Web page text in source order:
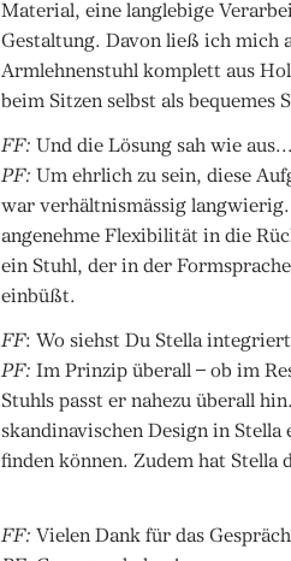
Material, eine langlebige
Gestaltung. Davon ließ ich mich
Armlehnenstuhl komplett aus
beim Sitzen selbst als
FF: Und die Lösung sah wie
PF: Um ehrlich zu sein, diese
war verhältnismässig
angenehme Flexibilität in die
ein Stuhl, der in der
einbüßt.
FF: Wo siehst Du Stella
PF: Im Prinzip überall – ob im
Stuhls passt er nahezu überall
skandinavischen Design in
finden können. Zudem hat Stella
FF: Vielen Dank für das